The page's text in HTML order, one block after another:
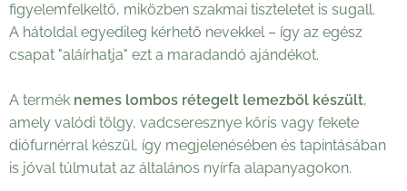
figyelemfelkeltő, miközben szakmai tiszteletet is sugall.
A hátoldal egyedileg kérhető nevekkel – így az egész
csapat "aláírhatja" ezt a maradandó ajándékot.
A termék nemes lombos rétegelt lemezből készült,
amely valódi tölgy, vadcseresznye kőris vagy fekete
diófurnérral készül, így megjelenésében és tapintásában
is jóval túlmutat az általános nyírfa alapanyagokon.